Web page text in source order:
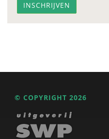
© COPYRIGHT 2026